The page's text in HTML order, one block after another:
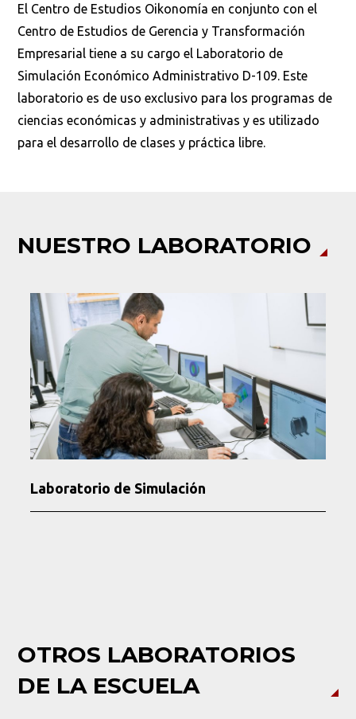
El Centro de Estudios Oikonomía en conjunto con el
Centro de Estudios de Gerencia y Transformación
Empresarial tiene a su cargo el Laboratorio de
Simulación Económico Administrativo D-109. Este
laboratorio es de uso exclusivo para los programas de
ciencias económicas y administrativas y es utilizado
para el desarrollo de clases y práctica libre.
NUESTRO LABORATORIO
Laboratorio de Simulación
OTROS LABORATORIOS
DE LA ESCUELA
Busca en la escuela
Buscar en: *
Ordenar por:
Buscar